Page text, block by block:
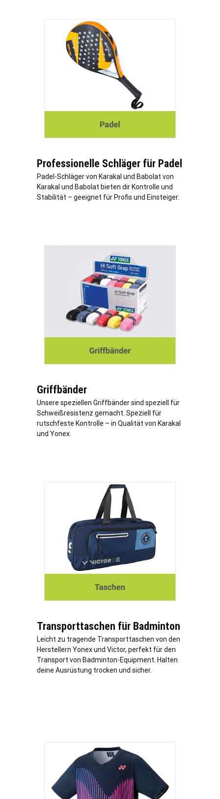
Professionelle Schläger für Padel
Padel-Schläger von Karakal und Babolat von
Karakal und Babolat bieten dir Kontrolle und
Stabilität – geeignet für Profis und Einsteiger.
Griffbänder
Unsere speziellen Griffbänder sind speziell für
Schweißresistenz gemacht. Speziell für
rutschfeste Kontrolle – in Qualität von Karakal
und Yonex.
Transporttaschen für Badminton
Leicht zu tragende Transporttaschen von den
Herstellern Yonex und Victor, perfekt für den
Transport von Badminton-Equipment. Halten
deine Ausrüstung trocken und sicher.